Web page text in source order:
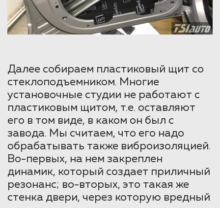
Далее собираем пластиковый щит со
стеклоподъемником. Многие
установочные студии не работают с
пластиковым щитом, т.е. оставляют
его в том виде, в каком он был с
завода. Мы считаем, что его надо
обрабатывать также виброизоляцией.
Во-первых, на нем закреплен
динамик, который создает приличный
резонанс; во-вторых, это такая же
стенка двери, через которую вредный